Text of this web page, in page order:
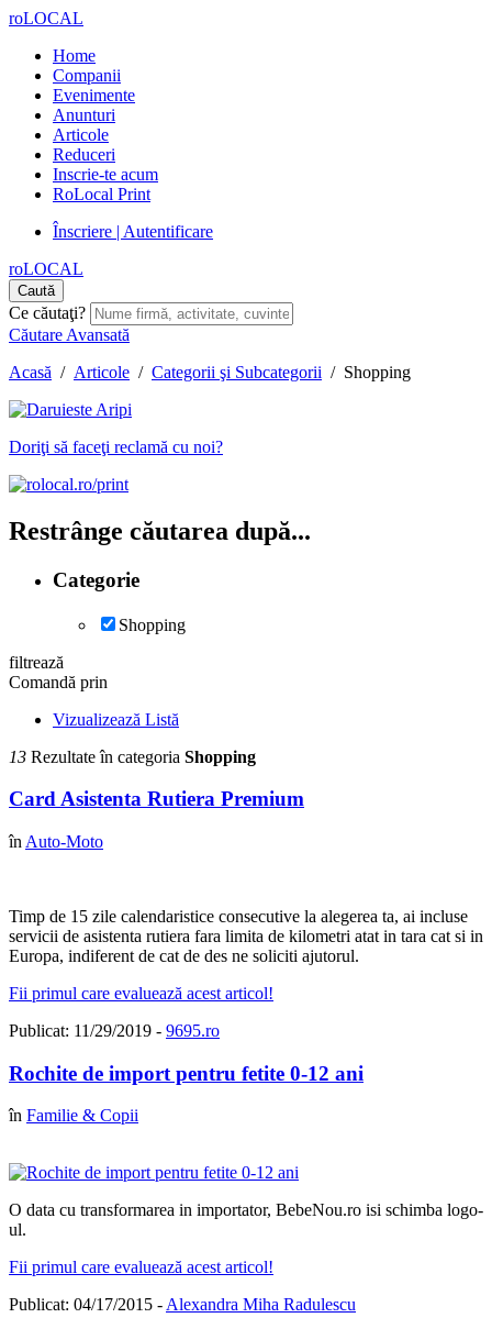
roLOCAL
Home
Companii
Evenimente
Anunturi
Articole
Reduceri
Inscrie-te acum
RoLocal Print
Înscriere | Autentificare
roLOCAL
Caută
Ce căutaţi?
Căutare Avansată
Acasă / Articole / Categorii şi Subcategorii / Shopping
Doriţi să faceţi reclamă cu noi?
Restrânge căutarea după...
Categorie
Shopping
filtrează
Comandă prin
Vizualizează Listă
13 Rezultate în categoria Shopping
Card Asistenta Rutiera Premium
în Auto-Moto
Timp de 15 zile calendaristice consecutive la alegerea ta, ai incluse
servicii de asistenta rutiera fara limita de kilometri atat in tara cat si in
Europa, indiferent de cat de des ne soliciti ajutorul.
Fii primul care evaluează acest articol!
Publicat: 11/29/2019 - 9695.ro
Rochite de import pentru fetite 0-12 ani
în Familie & Copii
O data cu transformarea in importator, BebeNou.ro isi schimba logo-
ul.
Fii primul care evaluează acest articol!
Publicat: 04/17/2015 -Alexandra Miha Radulescu